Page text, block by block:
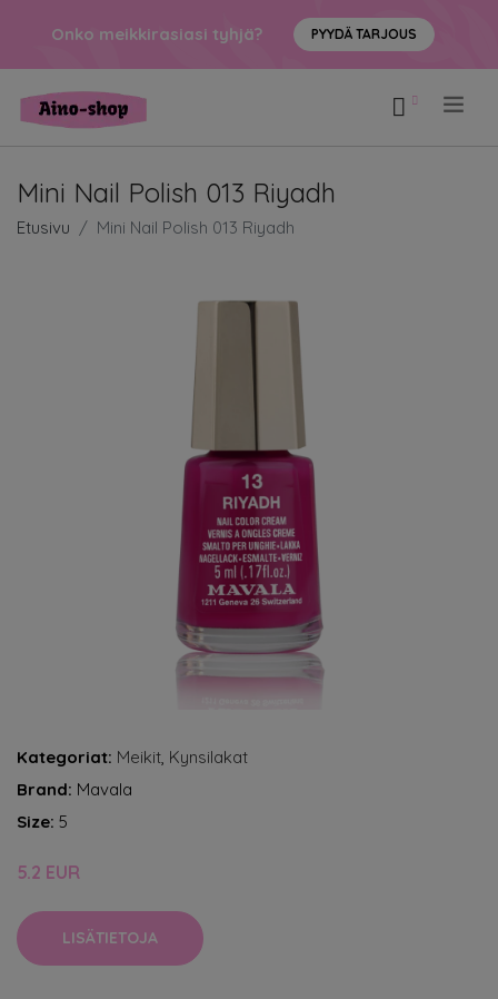
Onko meikkirasiasi tyhjä? PYYDÄ TARJOUS
Mini Nail Polish 013 Riyadh
Etusivu Mini Nail Polish 013 Riyadh
Kategoriat: Meikit, Kynsilakat
Brand: Mavala
Size: 5
5.2 EUR
LISÄTIETOJA